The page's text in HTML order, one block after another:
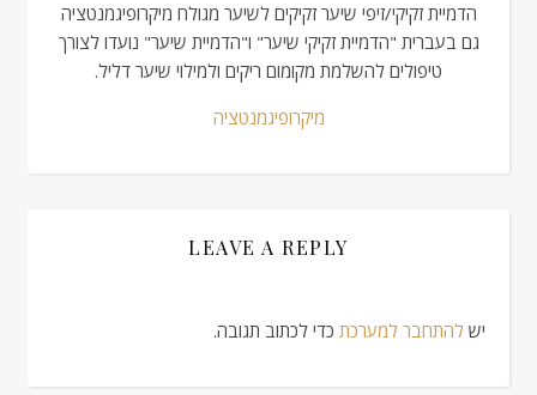
הדמיית זקיקי/זיפי שיער זקיקים לשיער מגולח מיקרופיגמנטציה
גם בעברית "הדמיית זקיקי שיער" ו"הדמיית שיער" נועדו לצורך
טיפולים להשלמת מקומום ריקים ולמילוי שיער דליל.
מיקרופיגמנטציה
LEAVE A REPLY
יש להתחבר למערכת כדי לכתוב תגובה.